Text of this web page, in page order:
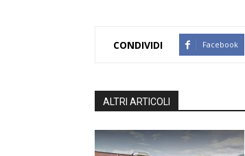
CONDIVIDI Facebook
ALTRI ARTICOLI